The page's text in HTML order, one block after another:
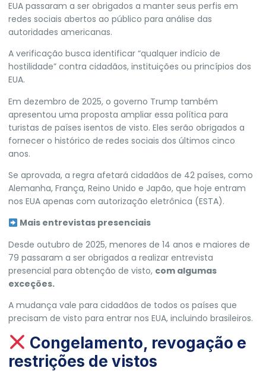
EUA passaram a ser obrigados a manter seus perfis em
redes sociais abertos ao público para análise das
autoridades americanas.
A verificação busca identificar “qualquer indício de
hostilidade” contra cidadãos, instituições ou princípios dos
EUA.
Em dezembro de 2025, o governo Trump também
apresentou uma proposta ampliar essa política para
turistas de países isentos de visto. Eles serão obrigados a
fornecer o histórico de redes sociais dos últimos cinco
anos.
Se aprovada, a regra afetará cidadãos de 42 países, como
Alemanha, França, Reino Unido e Japão, que hoje entram
nos EUA apenas com autorização eletrônica (ESTA).
Mais entrevistas presenciais
Desde outubro de 2025, menores de 14 anos e maiores de
79 passaram a ser obrigados a realizar entrevista
presencial para obtenção de visto, com algumas
exceções.
A mudança vale para cidadãos de todos os países que
precisam de visto para entrar nos EUA, incluindo brasileiros.
Congelamento, revogação e
restrições de vistos